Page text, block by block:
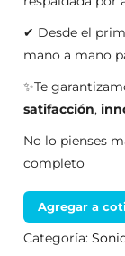
✔ Desde el
mano a mano
✨Te
satifacción,
No lo pienses
completo
Agregar a
Categoría: